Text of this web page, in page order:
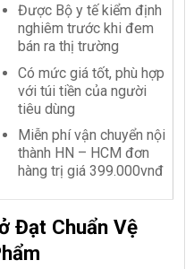
Được Bộ y tế kiểm định
nghiêm trước khi đem
bán ra thị trường
Có mức giá tốt, phù hợp
với túi tiền của người
tiêu dùng
Miễn phí vận chuyển nội
thành HN – HCM đơn
hàng trị giá 399.000vnđ
Đạt Chuẩn Vệ